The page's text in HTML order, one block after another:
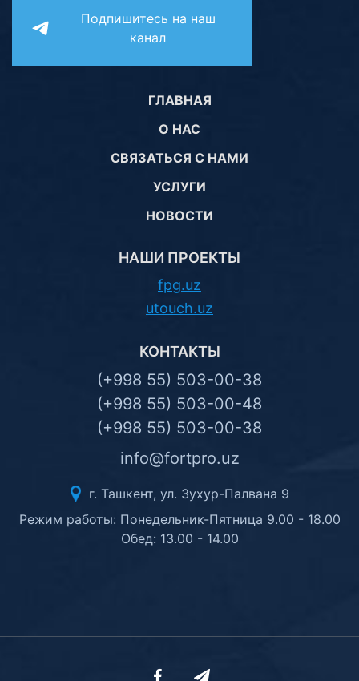
Подпишитесь на наш
канал
ГЛАВНАЯ
О НАС
СВЯЗАТЬСЯ С НАМИ
УСЛУГИ
НОВОСТИ
НАШИ ПРОЕКТЫ
fpg.uz
utouch.uz
КОНТАКТЫ
(+998 55) 503-00-38
(+998 55) 503-00-48
(+998 55) 503-00-38
info@fortpro.uz
г. Ташкент, ул. Зухур-Палвана 9
Режим работы: Понедельник-Пятница 9.00 - 18.00
Обед: 13.00 - 14.00